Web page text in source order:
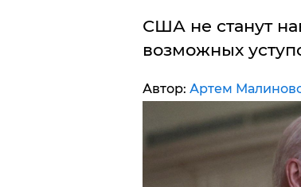
США не станут
возможных
Автор: Артем